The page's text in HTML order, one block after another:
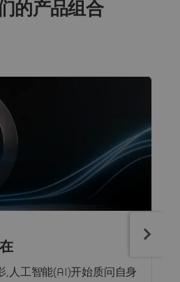
的产品组合
,人工智能(AI)开始质问自身